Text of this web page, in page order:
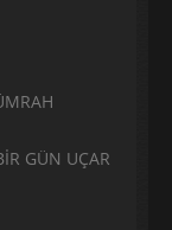
GÜN UÇAR